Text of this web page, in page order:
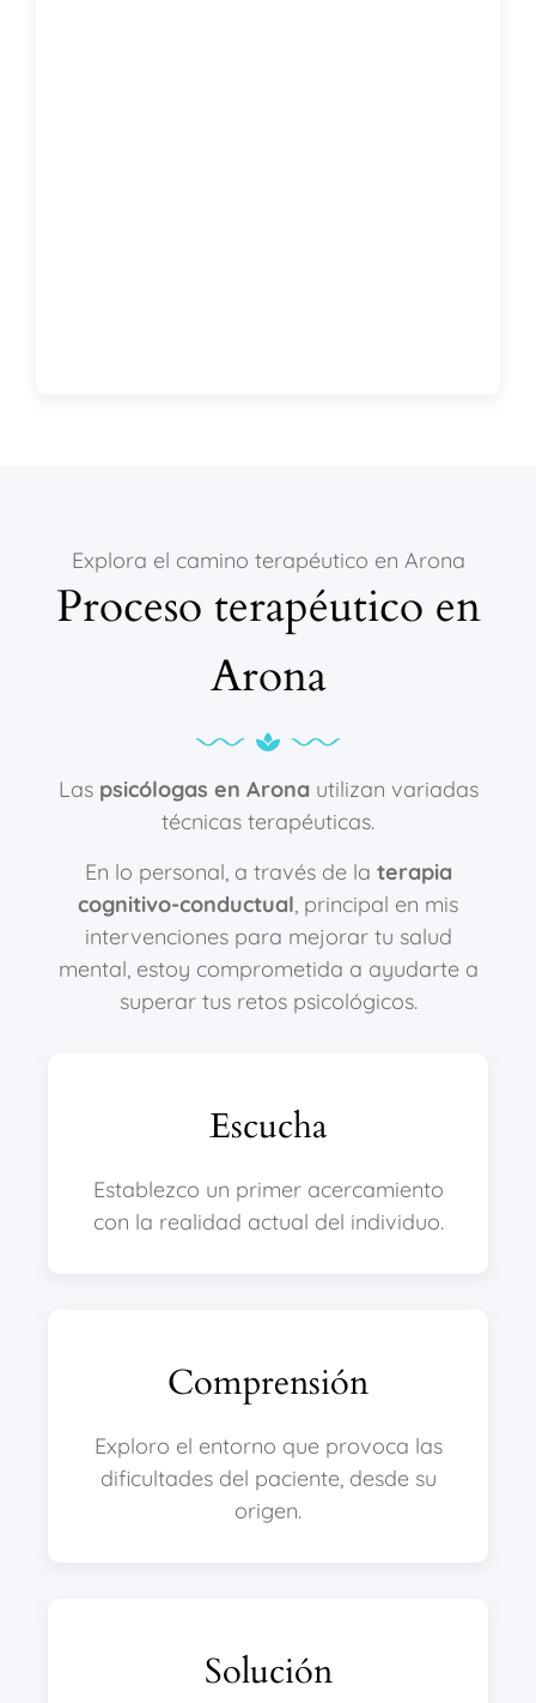
Explora el camino terapéutico en Arona
Proceso terapéutico en
Arona
Las psicólogas en Arona utilizan variadas
técnicas terapéuticas.
En lo personal, a través de la terapia
cognitivo-conductual, principal en mis
intervenciones para mejorar tu salud
mental, estoy comprometida a ayudarte a
superar tus retos psicológicos.
Escucha
Establezco un primer acercamiento
con la realidad actual del individuo.
Comprensión
Exploro el entorno que provoca las
dificultades del paciente, desde su
origen.
Solución